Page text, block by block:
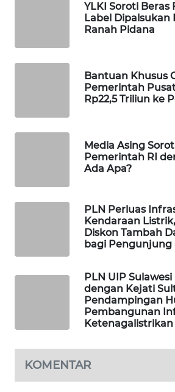
YLKI Soroti Beras
Label Dipalsukan
Ranah Pidana
Bantuan Khusus
Pemerintah
Rp22,5 Triliun ke
Media Asing
Pemerintah RI
Ada Apa?
PLN Perluas
Kendaraan
Diskon Tambah
bagi Pengunjung
PLN UIP
dengan Kejati
Pendampingan
Pembangunan
Ketenagalistrikan
KOMENTAR
WAHANANEWS
NET
WAHANA
SELEB
WAHANA
WAHANA
DESA